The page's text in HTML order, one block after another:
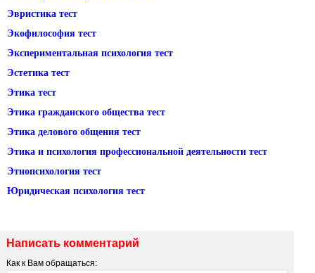
Эвристика тест
Экофилософия тест
Экспериментальная психология тест
Эстетика тест
Этика тест
Этика гражданского общества тест
Этика делового общения тест
Этика и психология профессиональной деятельности тест
Этнопсихология тест
Юридическая психология тест
Написать комментарий
Как к Вам обращаться: